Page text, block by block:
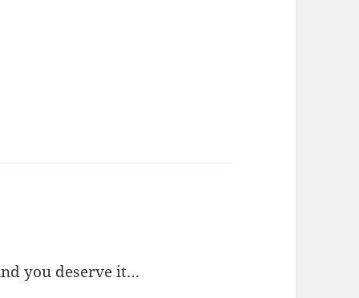
you deserve it…